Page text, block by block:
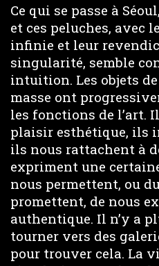
Ce qui se passe à
et ces peluches, avec
infinie et leur
singularité, semble
intuition. Les objets
masse ont
les fonctions de l’art.
plaisir esthétique, ils
ils nous rattachent à
expriment une
nous permettent, ou
promettent, de nous
authentique. Il n’y a
tourner vers des
pour trouver cela. La